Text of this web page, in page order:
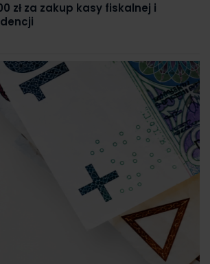
zł za zakup kasy fiskalnej i